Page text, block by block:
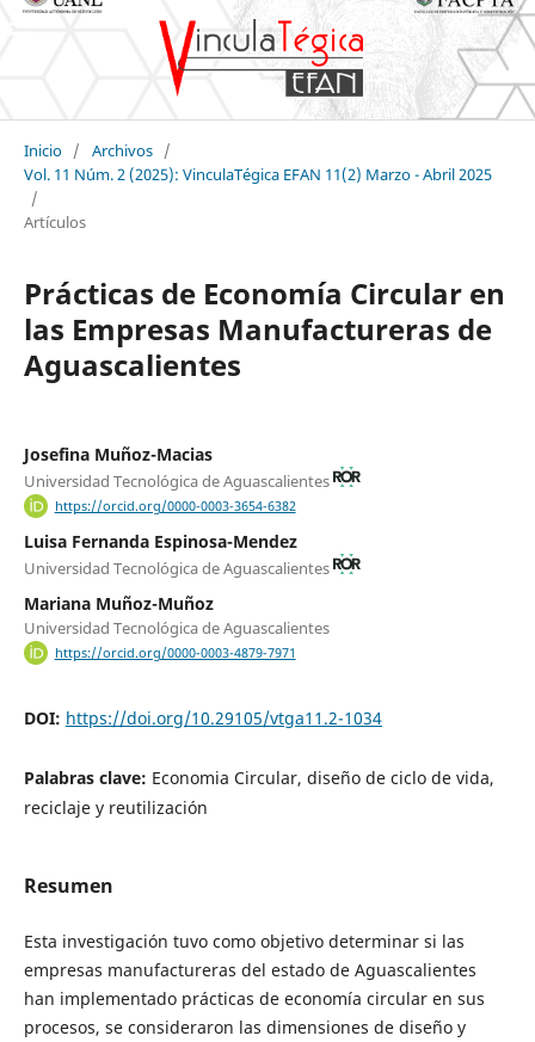
Inicio / Archivos /
Vol. 11 Núm. 2 (2025): VinculaTégica EFAN 11(2) Marzo - Abril 2025
/
Artículos
Prácticas de Economía Circular en
las Empresas Manufactureras de
Aguascalientes
Josefina Muñoz-Macias
Universidad Tecnológica de Aguascalientes
https://orcid.org/0000-0003-3654-6382
Luisa Fernanda Espinosa-Mendez
Universidad Tecnológica de Aguascalientes
Mariana Muñoz-Muñoz
Universidad Tecnológica de Aguascalientes
https://orcid.org/0000-0003-4879-7971
DOI: https://doi.org/10.29105/vtga11.2-1034
Palabras clave: Economia Circular, diseño de ciclo de vida,
reciclaje y reutilización
Resumen
Esta investigación tuvo como objetivo determinar si las
empresas manufactureras del estado de Aguascalientes
han implementado prácticas de economía circular en sus
procesos, se consideraron las dimensiones de diseño y